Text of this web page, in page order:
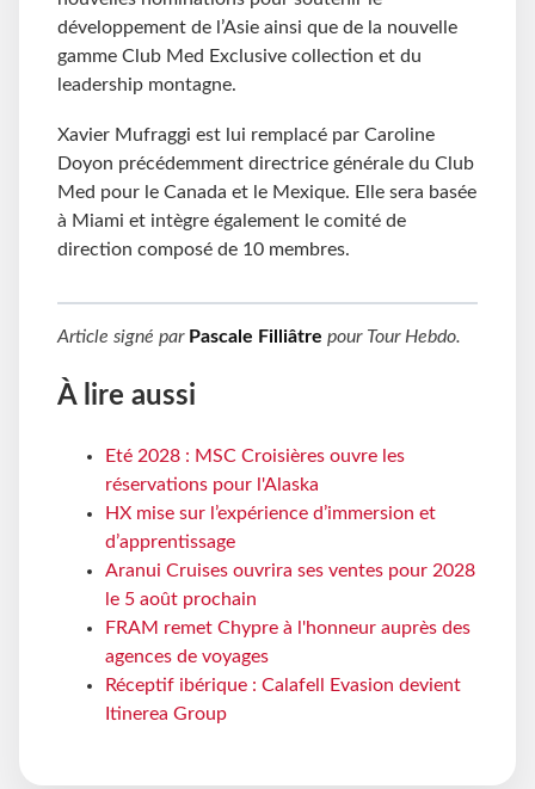
développement de l’Asie ainsi que de la nouvelle
gamme Club Med Exclusive collection et du
leadership montagne.
Xavier Mufraggi est lui remplacé par Caroline
Doyon précédemment directrice générale du Club
Med pour le Canada et le Mexique. Elle sera basée
à Miami et intègre également le comité de
direction composé de 10 membres.
Article signé par Pascale Filliâtre pour Tour Hebdo.
À lire aussi
Eté 2028 : MSC Croisières ouvre les
réservations pour l'Alaska
HX mise sur l’expérience d’immersion et
d’apprentissage
Aranui Cruises ouvrira ses ventes pour 2028
le 5 août prochain
FRAM remet Chypre à l'honneur auprès des
agences de voyages
Réceptif ibérique : Calafell Evasion devient
Itinerea Group